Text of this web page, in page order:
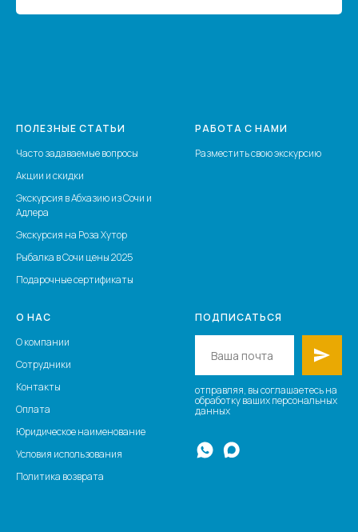
ПОЛЕЗНЫЕ СТАТЬИ
Часто задаваемые вопросы
Акции и скидки
Экскурсия в Абхазию из Сочи и
Адлера
Экскурсия на Роза Хутор
Рыбалка в Сочи цены 2025
Подарочные сертификаты
РАБОТА С НАМИ
Разместить свою экскурсию
О НАС
О компании
Сотрудники
Контакты
Оплата
Юридическое наименование
Условия использования
Политика возврата
ПОДПИСАТЬСЯ
отправляя, вы соглашаетесь на
обработку ваших персональных
данных